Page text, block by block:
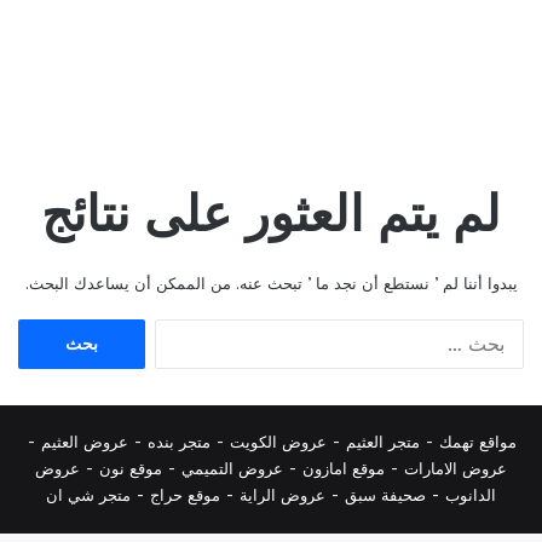
لم يتم العثور على نتائج
يبدوا أننا لم ’ نستطع أن نجد ما ’ تبحث عنه. من الممكن أن يساعدك البحث.
مواقع تهمك - متجر العثيم - عروض الكويت - متجر بنده - عروض العثيم -
عروض الامارات - موقع امازون - عروض التميمي - موقع نون - عروض
الدانوب - صحيفة سبق - عروض الراية - موقع حراج - متجر شي ان